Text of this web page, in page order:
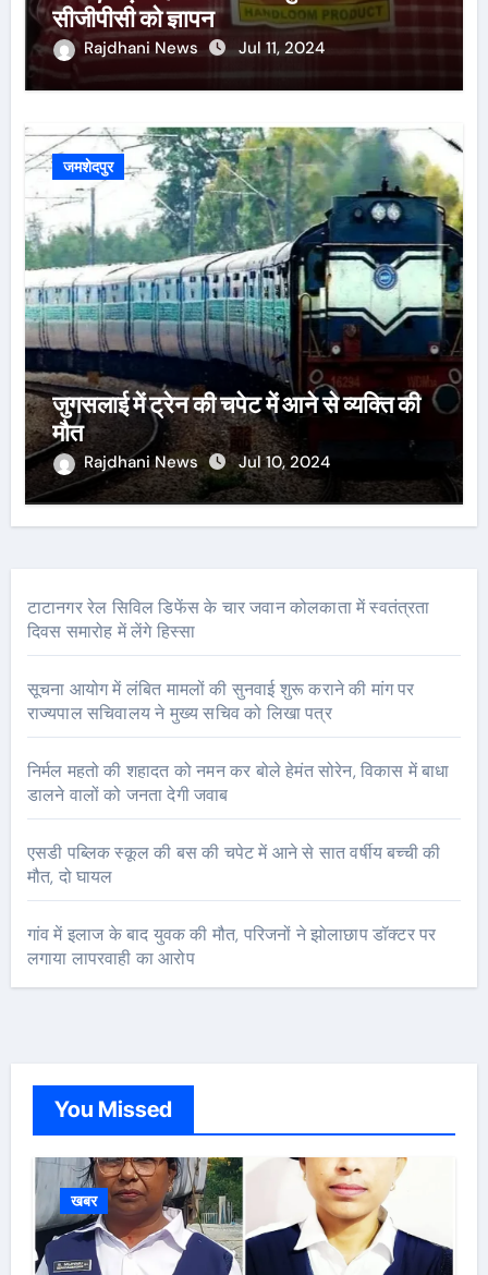
सीजीपीसी को ज्ञापन
Rajdhani News Jul 11, 2024
जमशेदपुर
जुगसलाई में ट्रेन की चपेट में आने से व्यक्ति की
मौत
Rajdhani News Jul 10, 2024
टाटानगर रेल सिविल डिफेंस के चार जवान कोलकाता में स्वतंत्रता
दिवस समारोह में लेंगे हिस्सा
सूचना आयोग में लंबित मामलों की सुनवाई शुरू कराने की मांग पर
राज्यपाल सचिवालय ने मुख्य सचिव को लिखा पत्र
निर्मल महतो की शहादत को नमन कर बोले हेमंत सोरेन, विकास में बाधा
डालने वालों को जनता देगी जवाब
एसडी पब्लिक स्कूल की बस की चपेट में आने से सात वर्षीय बच्ची की
मौत, दो घायल
गांव में इलाज के बाद युवक की मौत, परिजनों ने झोलाछाप डॉक्टर पर
लगाया लापरवाही का आरोप
You Missed
खबर